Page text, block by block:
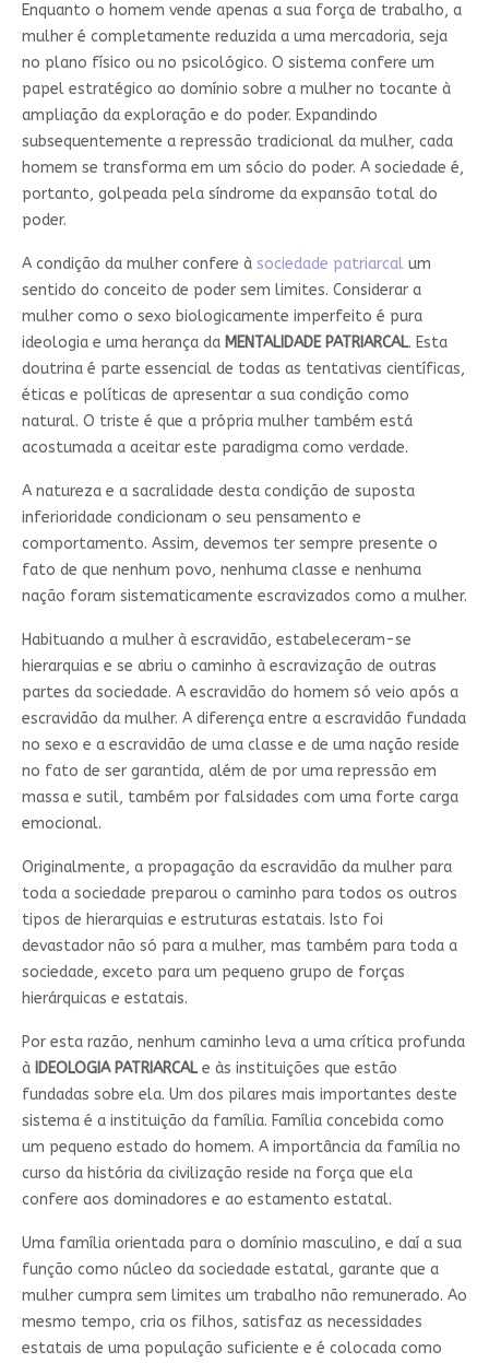
Enquanto o homem vende apenas a sua força de trabalho, a
mulher é completamente reduzida a uma mercadoria, seja
no plano físico ou no psicológico. O sistema confere um
papel estratégico ao domínio sobre a mulher no tocante à
ampliação da exploração e do poder. Expandindo
subsequentemente a repressão tradicional da mulher, cada
homem se transforma em um sócio do poder. A sociedade é,
portanto, golpeada pela síndrome da expansão total do
poder.
A condição da mulher confere à sociedade patriarcalum
sentido do conceito de poder sem limites. Considerar a
mulher como o sexo biologicamente imperfeito é pura
ideologia e uma herança da MENTALIDADE PATRIARCAL. Esta
doutrina é parte essencial de todas as tentativas científicas,
éticas e políticas de apresentar a sua condição como
natural. O triste é que a própria mulher também está
acostumada a aceitar este paradigma como verdade.
A natureza e a sacralidade desta condição de suposta
inferioridade condicionam o seu pensamento e
comportamento. Assim, devemos ter sempre presente o
fato de que nenhum povo, nenhuma classe e nenhuma
nação foram sistematicamente escravizados como a mulher.
Habituando a mulher à escravidão, estabeleceram-se
hierarquias e se abriu o caminho à escravização de outras
partes da sociedade. A escravidão do homem só veio após a
escravidão da mulher. A diferença entre a escravidão fundada
no sexo e a escravidão de uma classe e de uma nação reside
no fato de ser garantida, além de por uma repressão em
massa e sutil, também por falsidades com uma forte carga
emocional.
Originalmente, a propagação da escravidão da mulher para
toda a sociedade preparou o caminho para todos os outros
tipos de hierarquias e estruturas estatais. Isto foi
devastador não só para a mulher, mas também para toda a
sociedade, exceto para um pequeno grupo de forças
hierárquicas e estatais.
Por esta razão, nenhum caminho leva a uma crítica profunda
à IDEOLOGIA PATRIARCALe às instituições que estão
fundadas sobre ela. Um dos pilares mais importantes deste
sistema é a instituição da família. Família concebida como
um pequeno estado do homem. A importância da família no
curso da história da civilização reside na força que ela
confere aos dominadores e ao estamento estatal.
Uma família orientada para o domínio masculino, e daí a sua
função como núcleo da sociedade estatal, garante que a
mulher cumpra sem limites um trabalho não remunerado. Ao
mesmo tempo, cria os filhos, satisfaz as necessidades
estatais de uma população suficiente e é colocada como